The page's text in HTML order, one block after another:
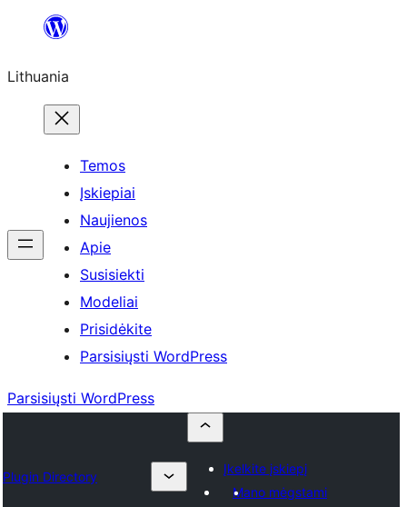
turinio
Lithuania
Temos
Įskiepiai
Naujienos
Apie
Susisiekti
Modeliai
Prisidėkite
Parsisiųsti WordPress
Parsisiųsti WordPress
Plugin Directory
Įkelkite įskiepį
Mano mėgstami